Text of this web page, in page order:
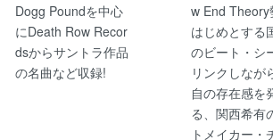
Dogg Poundを中心
にDeath Row Recor
dsからサントラ作品
の名曲など収録!
w End Theory
はじめとする
のビート・シ
リンクしなが
自の存在感を
る、関西希有
トメイカー・